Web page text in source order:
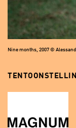
Nine months, 2007 ©